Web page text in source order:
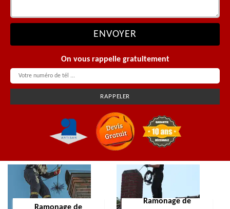
On vous rappelle gratuitement
Ramonage de